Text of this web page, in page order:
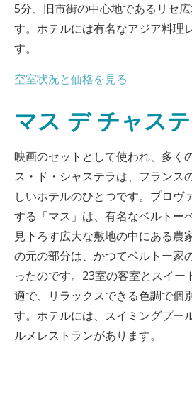
5分、旧市街の中心地であるリセ
す。ホテルには有名なアジア料理
す。
空室状況と価格を見る
マス デ チャス
映画のセットとして使われ、多く
ス・ド・シャステラは、フランス
しいホテルのひとつです。プロヴ
する「マス」は、有名なベルトー
見下ろす広大な敷地の中にある農
の元の部分は、かつてベルトー家
ったのです。23室の客室とスイー
適で、リラックスできる色調で個
す。ホテルには、スイミングプー
ルメレストランがあります。